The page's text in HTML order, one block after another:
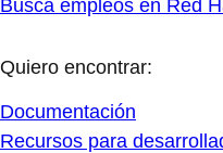
Busca empleos en Red
Quiero encontrar:
Documentación
Recursos para